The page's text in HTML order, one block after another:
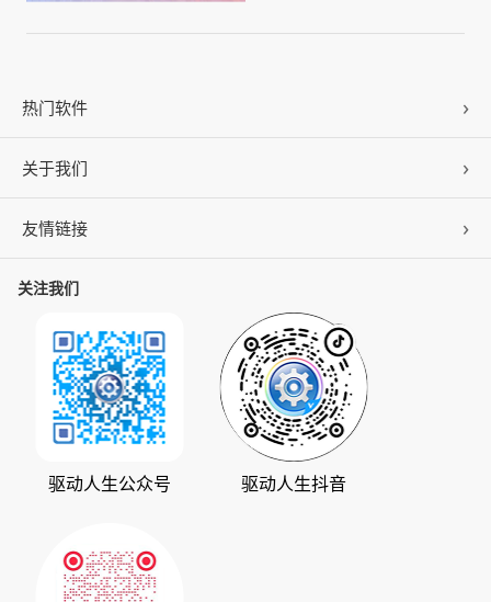
热门软件
驱动人生
百页窗
数据救星
人生日历
关于我们
公司概况
公司动态
发展历程
支持中心
版权声明
友情链接
ZOL下载
华军软件园
系统之家
下载之家
驱动大师
天极下载
关注我们
驱动人生公众号 驱动人生抖音